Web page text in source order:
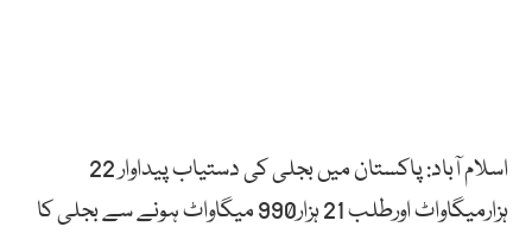
اسلام آباد: پاکستان میں بجلی کی دستیاب پیداوار 22
ہزارمیگاواٹ اورطلب 21 ہزار990 میگاواٹ ہونے سے بجلی کا